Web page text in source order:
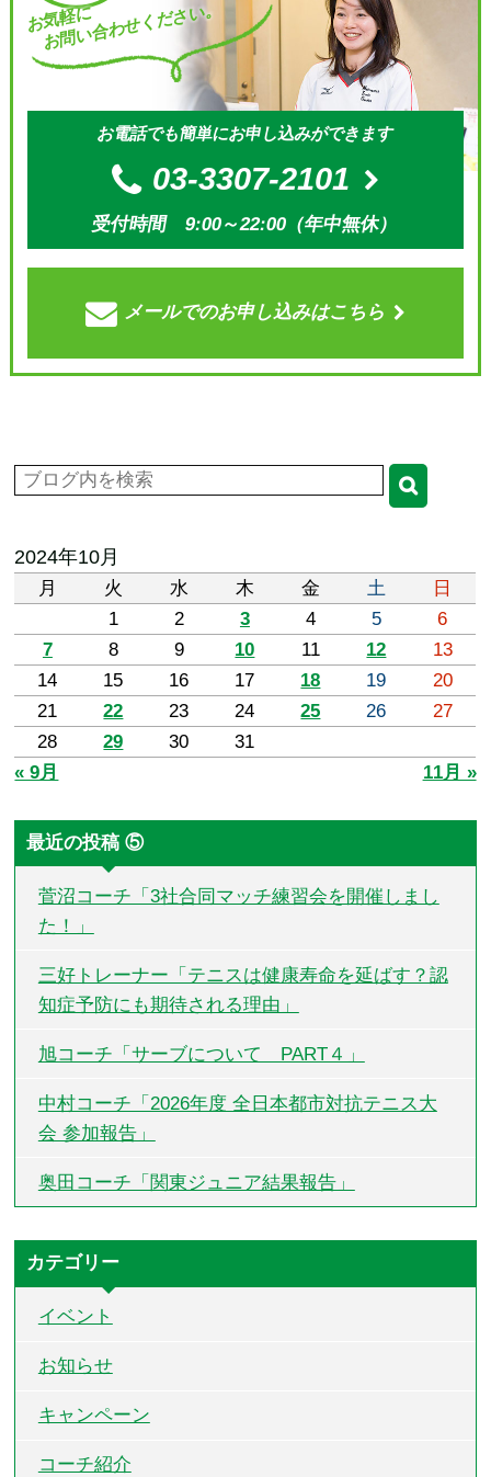
お気軽に
お問い合わせください。
お電話でも簡単にお申し込みができます
03-3307-2101
受付時間 9:00～22:00（年中無休）
メールでのお申し込みはこちら
2024年10月
月 火 水 木 金 土
日
1
2 3 4 5
6
7
8 9 10 11 12
13
14
15 16 17 18 19
20
21
22 23 24 25 26
27
28
29 30
31
« 9月
11月 »
最近の投稿 ⑤
菅沼コーチ「3社合同マッチ練習会を開催しまし
た！」
三好トレーナー「テニスは健康寿命を延ばす？認
知症予防にも期待される理由」
旭コーチ「サーブについて PART４」
中村コーチ「2026年度 全日本都市対抗テニス大
会 参加報告」
奥田コーチ「関東ジュニア結果報告」
カテゴリー
イベント
お知らせ
キャンペーン
コーチ紹介